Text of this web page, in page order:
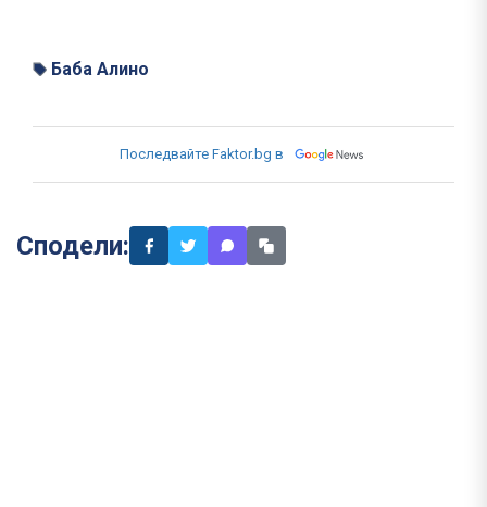
Баба Алино
Последвайте Faktor.bg в
Сподели: